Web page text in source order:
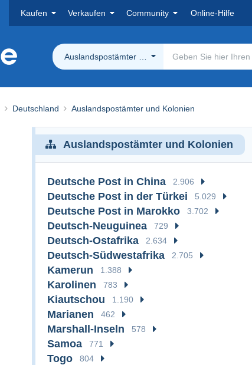
Kaufen Verkaufen Community Online-Hilfe
Auslandspostämter und Kolonien
Deutschland Auslandspostämter und Kolonien
Auslandspostämter und Kolonien
Deutsche Post in China 2.906
Deutsche Post in der Türkei 5.029
Deutsche Post in Marokko 3.702
Deutsch-Neuguinea 729
Deutsch-Ostafrika 2.634
Deutsch-Südwestafrika 2.705
Kamerun 1.388
Karolinen 783
Kiautschou 1.190
Marianen 462
Marshall-Inseln 578
Samoa 771
Togo 804